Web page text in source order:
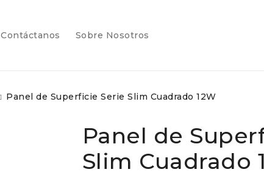
Contáctanos Sobre Nosotros
Panel de Superficie Serie Slim Cuadrado 12W
Panel de
Slim Cuadrado